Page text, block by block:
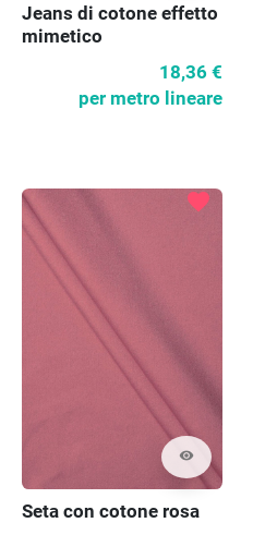
Jeans di cotone effetto
mimetico
18,36 €
per metro lineare
visibility
favorite
Seta con cotone rosa